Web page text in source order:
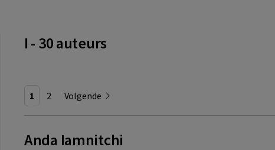
I - 30 auteurs
1 2 Volgende
Anda Iamnitchi